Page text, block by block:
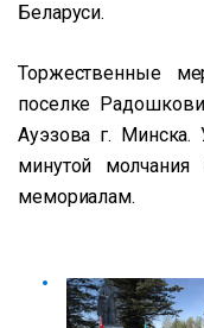
Беларуси.
Торжественные
поселке
Ауэзова г. Минска.
минутой
мемориалам.